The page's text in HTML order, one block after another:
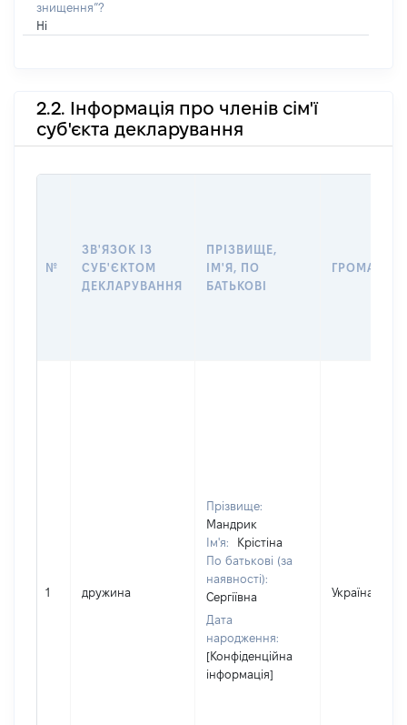
знищення”?
Ні
2.2. Інформація про членів сім'ї
суб'єкта декларування
№
ЗВ'ЯЗОК ІЗ
СУБ'ЄКТОМ
ДЕКЛАРУВАННЯ
ПРІЗВИЩЕ,
ІМ'Я, ПО
БАТЬКОВІ
1 дружина
Прізвище:
Мандрик
Ім'я:
Крістіна
По батькові (за
наявності):
Сергіївна
Дата
народження:
[Конфіденційна
інформація]
Україна